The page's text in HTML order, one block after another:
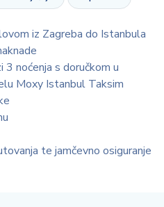
iz Zagreba do Istanbula
noćenja s doručkom u
Moxy Istanbul Taksim
te jamčevno osiguranje